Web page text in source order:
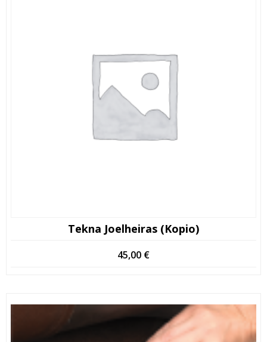
Tekna Joelheiras (Kopio)
45,00 €